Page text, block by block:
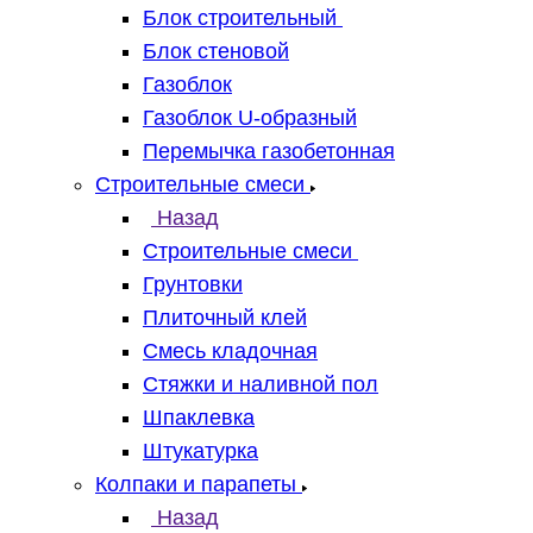
Блок строительный
Блок стеновой
Газоблок
Газоблок U-образный
Перемычка газобетонная
Строительные смеси
Назад
Строительные смеси
Грунтовки
Плиточный клей
Смесь кладочная
Стяжки и наливной пол
Шпаклевка
Штукатурка
Колпаки и парапеты
Назад